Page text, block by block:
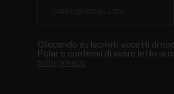
Cliccando su Iscriviti, accetti di
Polar e confermi di avere letto la